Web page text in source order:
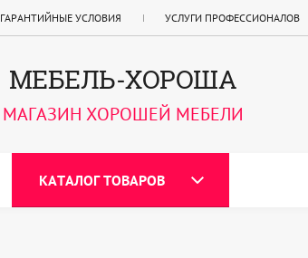
ГАРАНТИЙНЫЕ УСЛОВИЯ УСЛУГИ ПРОФЕССИОНАЛОВ
МЕБЕЛЬ-ХОРОША
МАГАЗИН ХОРОШЕЙ МЕБЕЛИ
КАТАЛОГ ТОВАРОВ